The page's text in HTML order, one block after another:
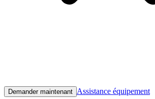
Demander maintenant Assistance équipement